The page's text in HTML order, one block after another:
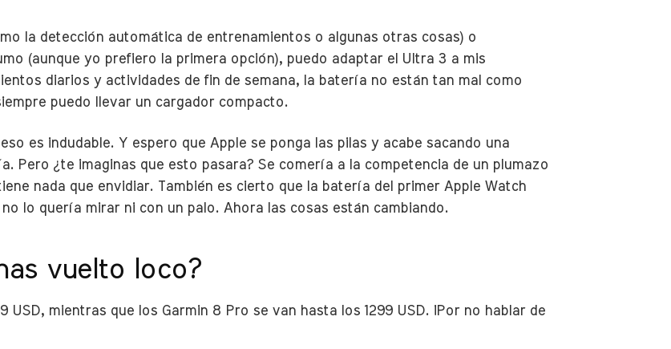
la detección automática de entrenamientos o algunas otras cosas) o
(aunque yo prefiero la primera opción), puedo adaptar el Ultra 3 a mis
diarios y actividades de fin de semana, la batería no están tan mal como
puedo llevar un cargador compacto.
es indudable. Y espero que Apple se ponga las pilas y acabe sacando una
Pero ¿te imaginas que esto pasara? Se comería a la competencia de un plumazo
nada que envidiar. También es cierto que la batería del primer Apple Watch
lo quería mirar ni con un palo. Ahora las cosas están cambiando.
vuelto loco?
USD, mientras que los Garmin 8 Pro se van hasta los 1299 USD. ¡Por no hablar de